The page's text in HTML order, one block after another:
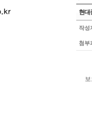
현대
작성
첨부